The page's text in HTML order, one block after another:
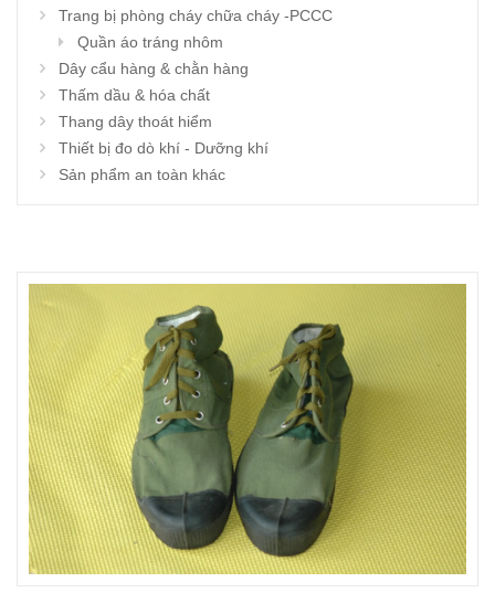
Trang bị phòng cháy chữa cháy -PCCC
Quần áo tráng nhôm
Dây cẩu hàng & chằn hàng
Thấm dầu & hóa chất
Thang dây thoát hiểm
Thiết bị đo dò khí - Dưỡng khí
Sản phẩm an toàn khác